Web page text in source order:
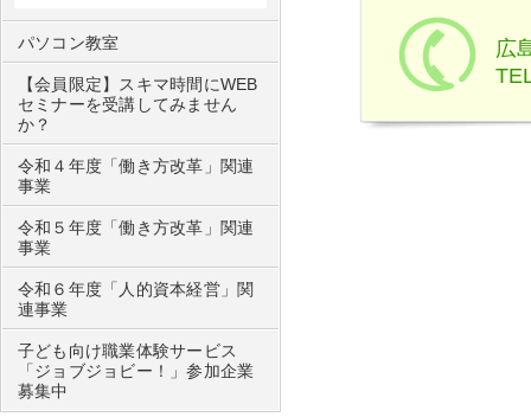
広
パソコン教室
【会員限定】スキマ時間にWEB
セミナーを受講してみません
か？
令和４年度「働き方改革」関連
事業
令和５年度「働き方改革」関連
事業
令和６年度「人的資本経営」関
連事業
子ども向け職業体験サービス
「ジョブジョビー！」参加企業
募集中